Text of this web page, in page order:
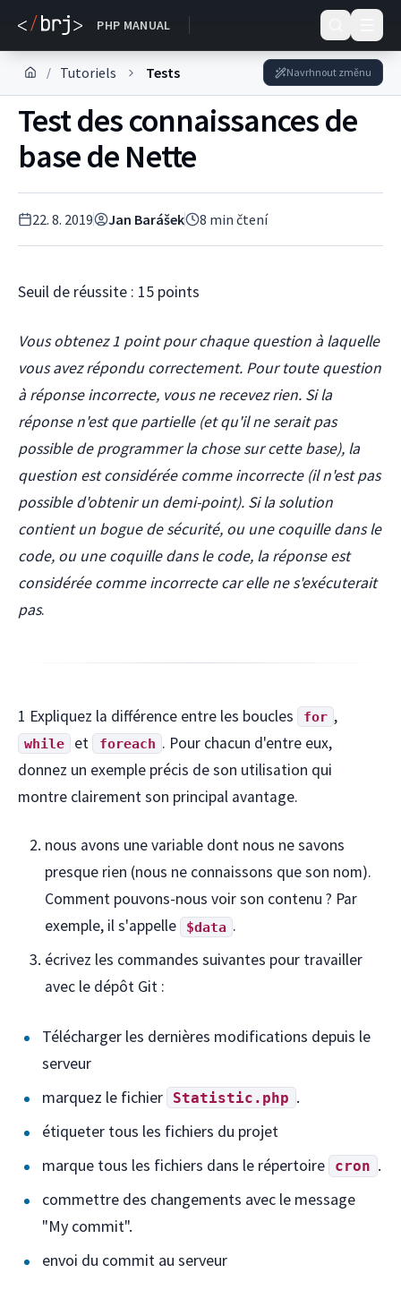
PHP MANUAL
DOKUMENTACE
/ Tutoriels Tests Navrhnout změnu
Test des connaissances de
base de Nette
22. 8. 2019 Jan Barášek 8 min čtení
Seuil de réussite : 15 points
Vous obtenez 1 point pour chaque question à laquelle
vous avez répondu correctement. Pour toute question
à réponse incorrecte, vous ne recevez rien. Si la
réponse n'est que partielle (et qu'il ne serait pas
possible de programmer la chose sur cette base), la
question est considérée comme incorrecte (il n'est pas
possible d'obtenir un demi-point). Si la solution
contient un bogue de sécurité, ou une coquille dans le
code, ou une coquille dans le code, la réponse est
considérée comme incorrecte car elle ne s'exécuterait
pas.
1 Expliquez la différence entre les boucles for ,
while et foreach . Pour chacun d'entre eux,
donnez un exemple précis de son utilisation qui
montre clairement son principal avantage.
nous avons une variable dont nous ne savons
presque rien (nous ne connaissons que son nom).
Comment pouvons-nous voir son contenu ? Par
exemple, il s'appelle
$data .
écrivez les commandes suivantes pour travailler
avec le dépôt Git :
Télécharger les dernières modifications depuis le
serveur
marquez le fichier
Statistic.php .
étiqueter tous les fichiers du projet
marque tous les fichiers dans le répertoire
cron .
commettre des changements avec le message
"My commit".
envoi du commit au serveur